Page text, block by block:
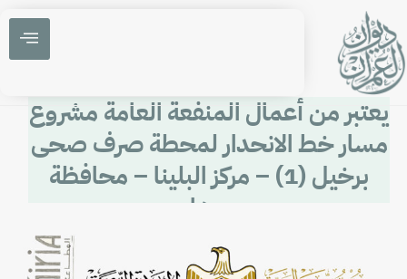
يعتبر من أعمال المنفعة العامة مشروع
مسار خط الانحدار لمحطة صرف صحى
برخيل (1) – مركز البلينا – محافظة
سوهاج